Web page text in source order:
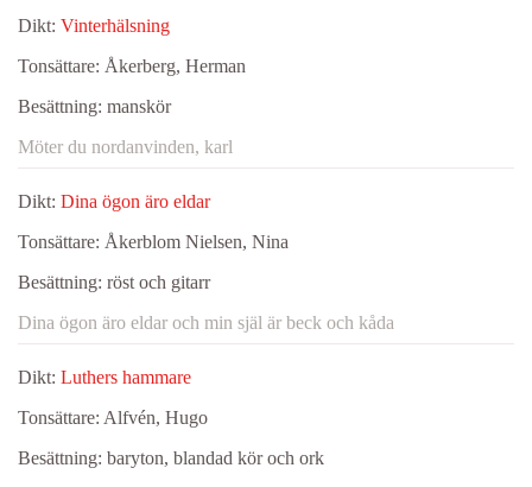
Dikt: Vinterhälsning
Tonsättare: Åkerberg, Herman
Besättning: manskör
Möter du nordanvinden, karl
Dikt: Dina ögon äro eldar
Tonsättare: Åkerblom Nielsen, Nina
Besättning: röst och gitarr
Dina ögon äro eldar och min själ är beck och kåda
Dikt: Luthers hammare
Tonsättare: Alfvén, Hugo
Besättning: baryton, blandad kör och ork